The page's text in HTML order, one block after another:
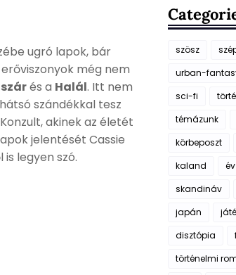
ugró lapok, bár
még nem
és a Halál. Itt nem
szándékkal tesz
akinek az életét
jelentését Cassie
legyen szó.
szösz
urban-
sci-fi
témázunk
körbeposzt
kaland
skandináv
japán
disztópia
történelmi